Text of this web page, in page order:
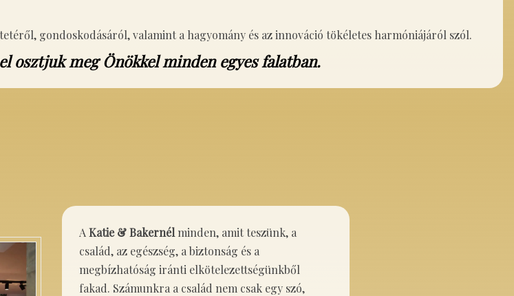
gondoskodásáról, valamint a hagyomány és az innováció tökéletes harmóniájáról szól.
osztjuk meg Önökkel minden egyes falatban.
A Katie & Bakernél minden, amit teszünk, a
család, az egészség, a biztonság és a
megbízhatóság iránti elkötelezettségünkből
fakad. Számunkra a család nem csak egy szó,